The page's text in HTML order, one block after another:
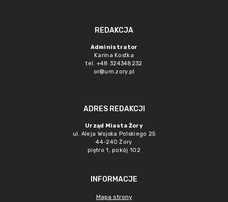
REDAKCJA
Administrator
Karina Kostka
tel. +48 324348232
or@um.zory.pl
ADRES REDAKCJI
Urząd Miasta Żory
ul. Aleja Wojska Polskiego 25
44-240 Żory
piętro 1, pokój 102
INFORMACJE
Mapa strony